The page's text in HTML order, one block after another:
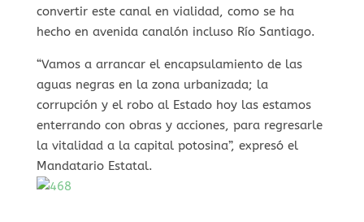
convertir este canal en vialidad, como se ha
hecho en avenida canalón incluso Río Santiago.
“Vamos a arrancar el encapsulamiento de las
aguas negras en la zona urbanizada; la
corrupción y el robo al Estado hoy las estamos
enterrando con obras y acciones, para regresarle
la vitalidad a la capital potosina”, expresó el
Mandatario Estatal.